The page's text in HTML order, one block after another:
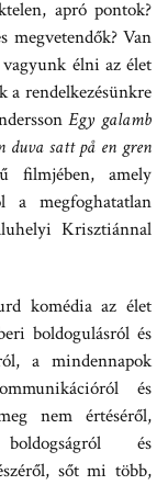
apró pontok?
megvetendők? Van
vagyunk élni az élet
a rendelkezésünkre
Egy galamb
duva satt på en gren
filmjében, amely
a megfoghatatlan
Krisztiánnal
komédia az élet
boldogulásról és
a mindennapok
és
nem értéséről,
és
sőt mi több,